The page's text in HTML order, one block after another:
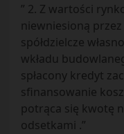
” 2. Z wartości
niewniesioną
spółdzielcze
wkładu
spłacony kredyt
sfinansowanie
potrąca się kwotę
odsetkami .”